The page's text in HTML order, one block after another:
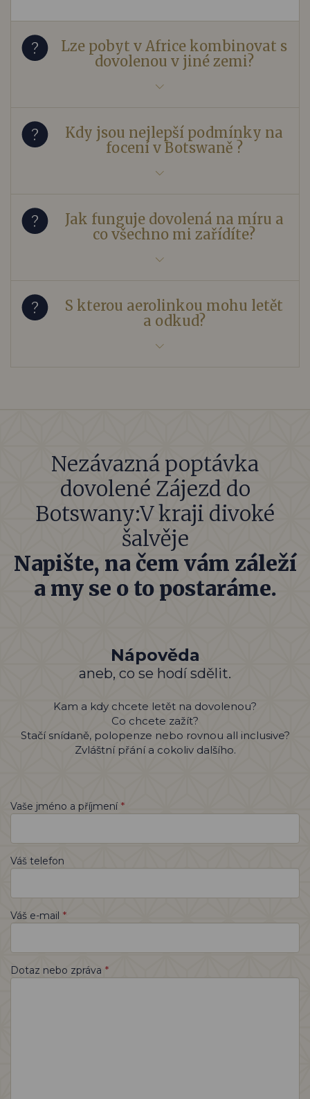
Lze pobyt v Africe kombinovat s
dovolenou v jiné zemi?
Kdy jsou nejlepší podmínky na
focení v Botswaně ?
Jak funguje dovolená na míru a
co všechno mi zařídíte?
S kterou aerolinkou mohu letět
a odkud?
Nezávazná poptávka
dovolené Zájezd do
Botswany:V kraji divoké
šalvěje
Napište, na čem vám záleží
a my se o to postaráme.
Nápověda
aneb, co se hodí sdělit.
Kam a kdy chcete letět na dovolenou?
Co chcete zažít?
Stačí snídaně, polopenze nebo rovnou all inclusive?
Zvláštní přání a cokoliv dalšího.
Vaše jméno a příjmení *
Váš telefon
Váš e-mail *
Dotaz nebo zpráva *